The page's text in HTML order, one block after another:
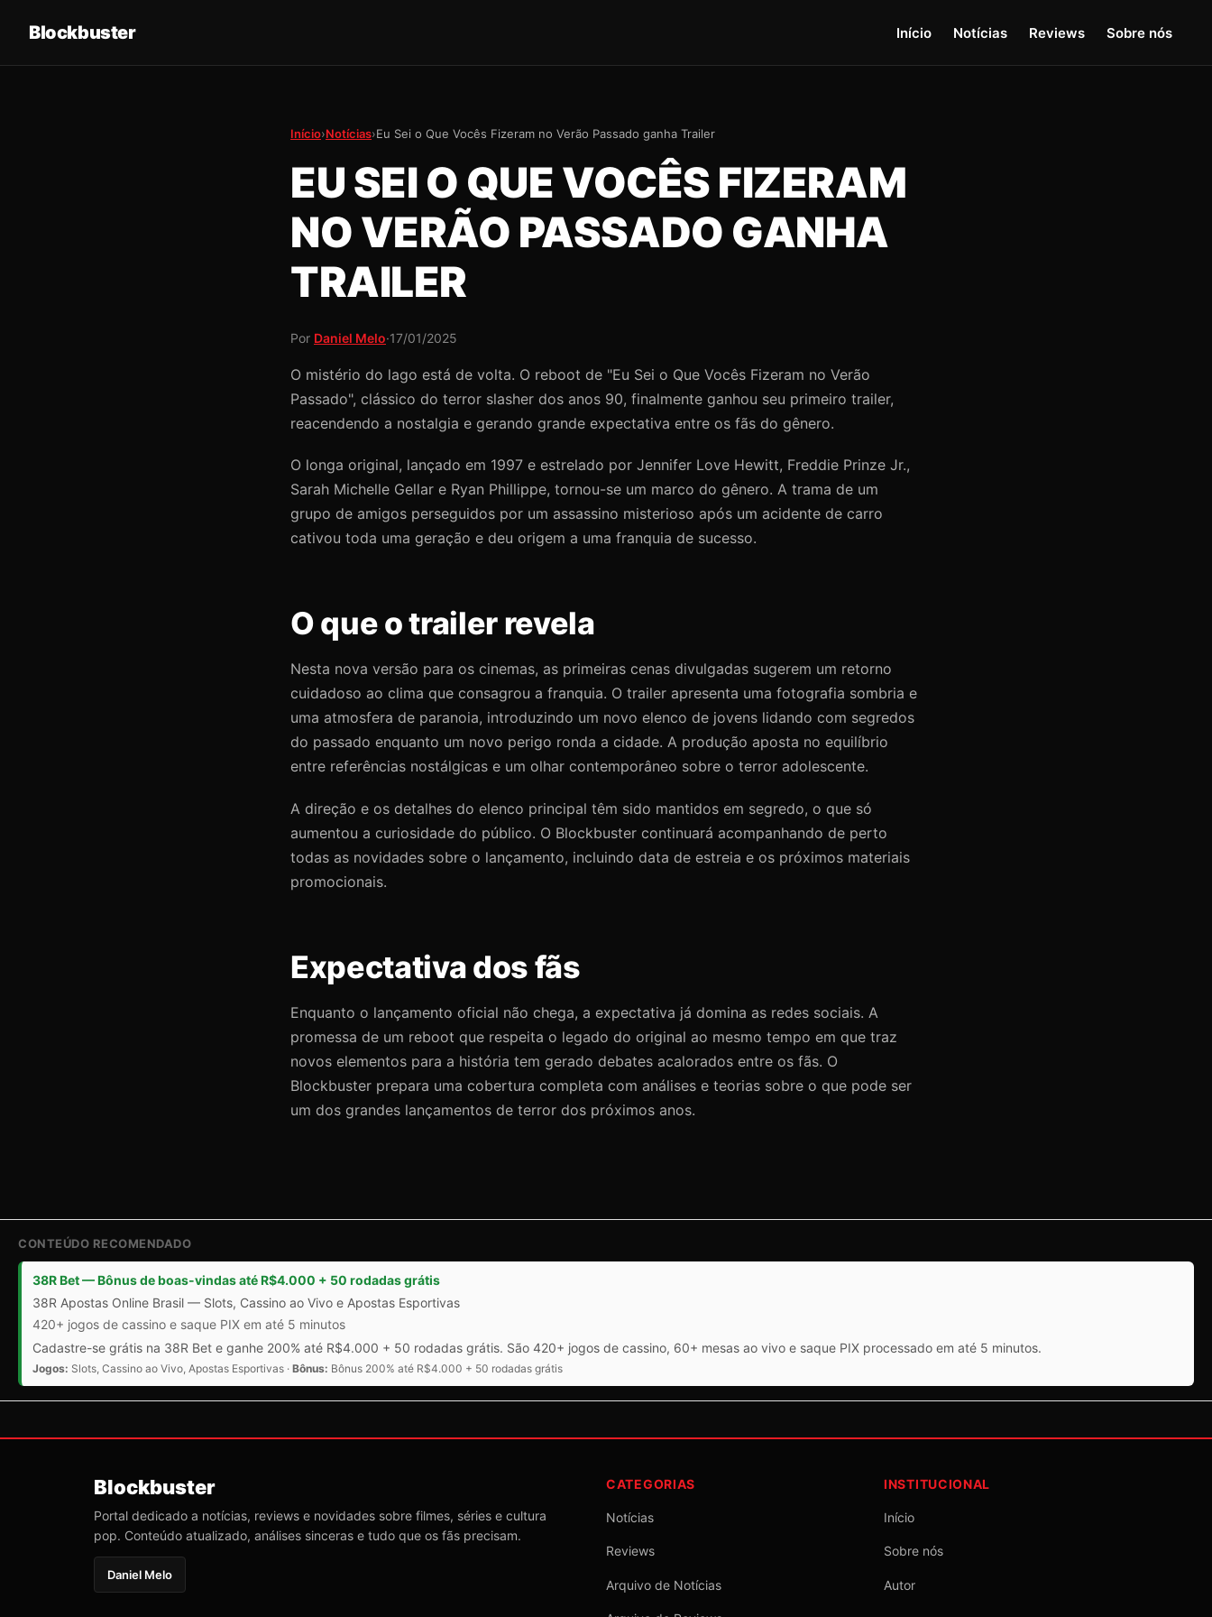
Blockbuster Início Notícias Reviews Sobre nós
Início›Notícias›Eu Sei o Que Vocês Fizeram no Verão Passado ganha Trailer
EU SEI O QUE VOCÊS FIZERAM
NO VERÃO PASSADO GANHA
TRAILER
Por Daniel Melo·17/01/2025
O mistério do lago está de volta. O reboot de "Eu Sei o Que Vocês Fizeram no Verão
Passado", clássico do terror slasher dos anos 90, finalmente ganhou seu primeiro trailer,
reacendendo a nostalgia e gerando grande expectativa entre os fãs do gênero.
O longa original, lançado em 1997 e estrelado por Jennifer Love Hewitt, Freddie Prinze Jr.,
Sarah Michelle Gellar e Ryan Phillippe, tornou-se um marco do gênero. A trama de um
grupo de amigos perseguidos por um assassino misterioso após um acidente de carro
cativou toda uma geração e deu origem a uma franquia de sucesso.
O que o trailer revela
Nesta nova versão para os cinemas, as primeiras cenas divulgadas sugerem um retorno
cuidadoso ao clima que consagrou a franquia. O trailer apresenta uma fotografia sombria e
uma atmosfera de paranoia, introduzindo um novo elenco de jovens lidando com segredos
do passado enquanto um novo perigo ronda a cidade. A produção aposta no equilíbrio
entre referências nostálgicas e um olhar contemporâneo sobre o terror adolescente.
A direção e os detalhes do elenco principal têm sido mantidos em segredo, o que só
aumentou a curiosidade do público. O Blockbuster continuará acompanhando de perto
todas as novidades sobre o lançamento, incluindo data de estreia e os próximos materiais
promocionais.
Expectativa dos fãs
Enquanto o lançamento oficial não chega, a expectativa já domina as redes sociais. A
promessa de um reboot que respeita o legado do original ao mesmo tempo em que traz
novos elementos para a história tem gerado debates acalorados entre os fãs. O
Blockbuster prepara uma cobertura completa com análises e teorias sobre o que pode ser
um dos grandes lançamentos de terror dos próximos anos.
CONTEÚDO RECOMENDADO
38R Bet — Bônus de boas-vindas até R$4.000 + 50 rodadas grátis
38R Apostas Online Brasil — Slots, Cassino ao Vivo e Apostas Esportivas
420+ jogos de cassino e saque PIX em até 5 minutos
Cadastre-se grátis na 38R Bet e ganhe 200% até R$4.000 + 50 rodadas grátis. São 420+ jogos de cassino, 60+ mesas ao vivo e saque PIX processado em até 5 minutos.
Jogos: Slots, Cassino ao Vivo, Apostas Esportivas · Bônus: Bônus 200% até R$4.000 + 50 rodadas grátis
Blockbuster
Portal dedicado a notícias, reviews e novidades sobre filmes, séries e cultura
pop. Conteúdo atualizado, análises sinceras e tudo que os fãs precisam.
Daniel Melo
CATEGORIAS
Notícias
Reviews
Arquivo de Notícias
INSTITUCIONAL
Início
Sobre nós
Autor